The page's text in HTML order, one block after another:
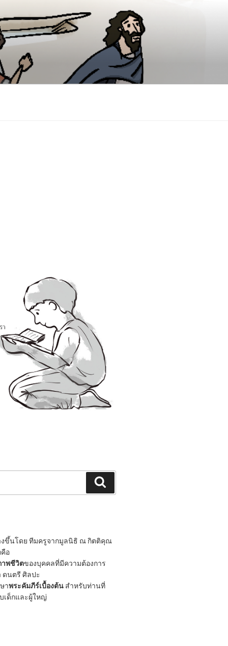
งขึ้นโดย ทีมครูจากมูลนิธิ ณ กิตติคุณ
อ
พชีวิตของบุคคลที่มีความต้องการ
ดนตรี ศิลปะ
าพระคัมภีร์เบื้องต้น สำหรับท่านที่
เด็กและผู้ใหญ่